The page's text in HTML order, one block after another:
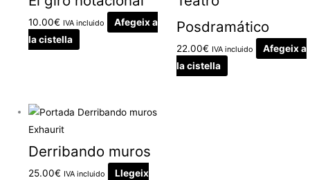
10.00€ IVA incluido
Afegeix a
la cistella
Posdramático
22.00€ IVA incluido
Afegeix a
la cistella
Exhaurit
Derribando muros
25.00€ IVA incluido Llegeix